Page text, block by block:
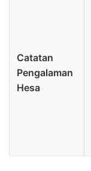
Catatan
Pengalaman
Hesa